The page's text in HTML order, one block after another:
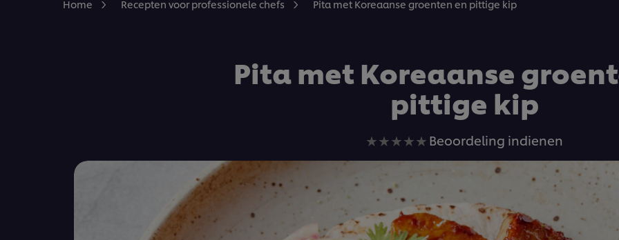
Home Recepten voor professionele chefs Pita met Koreaanse groenten en pittige kip
Pita met Koreaanse
pittige kip
Geen
beoordelingen
ingediend
voor
deze
recipe
Beoordeling indienen